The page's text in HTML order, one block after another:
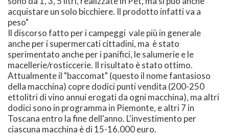
acquistare un solo bicchiere. Il prodotto infatti va a
peso"
Il discorso fatto per i campeggi vale più in generale
anche per i supermercati cittadini, ma è stato
sperimentato anche per i panifici, le salumerie e le
macellerie/rosticcerie. Il risultato è stato ottimo.
Attualmente il "baccomat" (questo il nome fantasioso
della macchina) copre dodici punti vendita (200-250
ettolitri di vino annui erogati da ogni macchina), ma altri
dodici sono in programma in Piemonte, e altri 7 in
Toscana entro la fine dell'anno. L'investimento per
ciascuna macchina è di 15-16.000 euro.